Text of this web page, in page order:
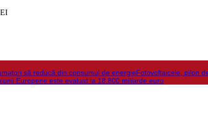
să reducă din consumul de energieFotovoltaicele, pilon
Europene este evaluat la 18.800 miliarde euro